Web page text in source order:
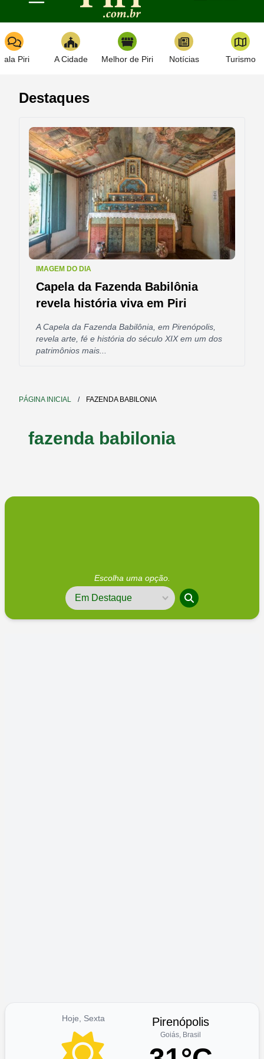
Toggle navigation
Piri A Cidade Melhor de Piri Notícias Turismo
Destaques
IMAGEM DO DIA
Capela da Fazenda Babilônia
revela história viva em Piri
A Capela da Fazenda Babilônia, em Pirenópolis,
revela arte, fé e história do século XIX em um dos
patrimônios mais...
PÁGINA INICIAL / FAZENDA BABILONIA
fazenda babilonia
Escolha uma opção.
Hoje, Sexta Pirenópolis
Goiás, Brasil